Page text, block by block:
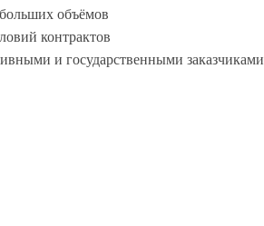
объёмов
контрактов
и государственными заказчиками